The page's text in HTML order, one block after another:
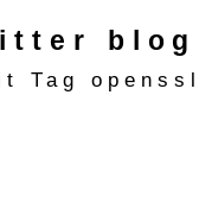
blog
Tag openssl